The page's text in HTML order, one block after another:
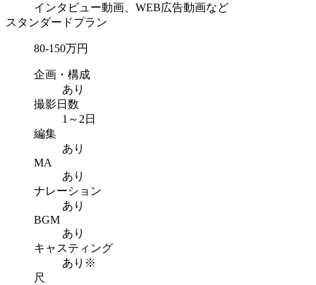
インタビュー動画、WEB広告動画など
スタンダードプラン
80-150万円
企画・構成
あり
撮影日数
1～2日
編集
あり
MA
あり
ナレーション
あり
BGM
あり
キャスティング
あり ※
尺